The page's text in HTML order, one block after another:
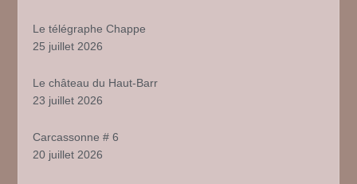
Le télégraphe Chappe
25 juillet 2026
Le château du Haut-Barr
23 juillet 2026
Carcassonne # 6
20 juillet 2026